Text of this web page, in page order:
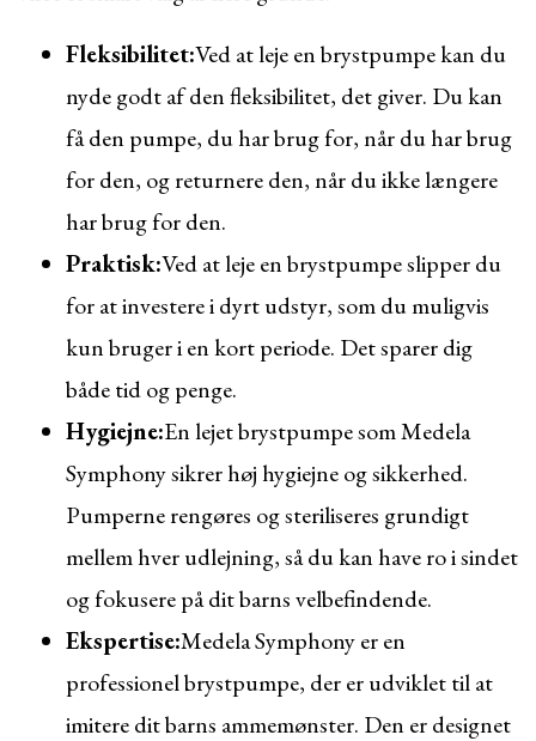
Fleksibilitet:Ved at leje en brystpumpe kan du
nyde godt af den fleksibilitet, det giver. Du kan
få den pumpe, du har brug for, når du har brug
for den, og returnere den, når du ikke længere
har brug for den.
Praktisk:Ved at leje en brystpumpe slipper du
for at investere i dyrt udstyr, som du muligvis
kun bruger i en kort periode. Det sparer dig
både tid og penge.
Hygiejne:En lejet brystpumpe som Medela
Symphony sikrer høj hygiejne og sikkerhed.
Pumperne rengøres og steriliseres grundigt
mellem hver udlejning, så du kan have ro i sindet
og fokusere på dit barns velbefindende.
Ekspertise:Medela Symphony er en
professionel brystpumpe, der er udviklet til at
imitere dit barns ammemønster. Den er designet